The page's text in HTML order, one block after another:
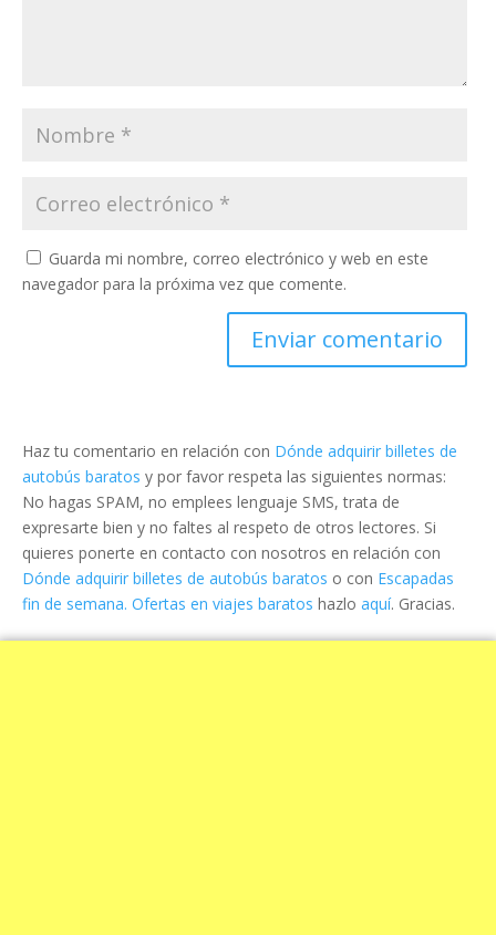
Guarda mi nombre, correo electrónico y web en este
navegador para la próxima vez que comente.
Haz tu comentario en relación con Dónde adquirir billetes de
autobús baratos y por favor respeta las siguientes normas:
No hagas SPAM, no emplees lenguaje SMS, trata de
expresarte bien y no faltes al respeto de otros lectores. Si
quieres ponerte en contacto con nosotros en relación con
Dónde adquirir billetes de autobús baratos o con Escapadas
fin de semana. Ofertas en viajes baratos hazlo aquí. Gracias.